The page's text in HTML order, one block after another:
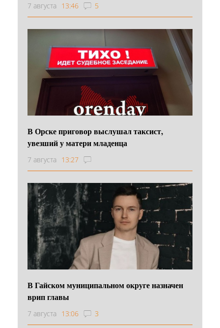
7 августа 13:46 5
В Орске приговор выслушал таксист,
увезший у матери младенца
7 августа 13:27
В Гайском муниципальном округе назначен
врип главы
7 августа 13:06 3